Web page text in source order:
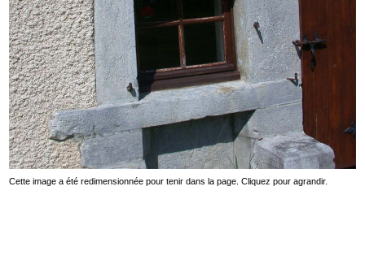
Cette image a été redimensionnée pour tenir dans la page. Cliquez pour agrandir.